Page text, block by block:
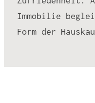
Immobilie
Form der